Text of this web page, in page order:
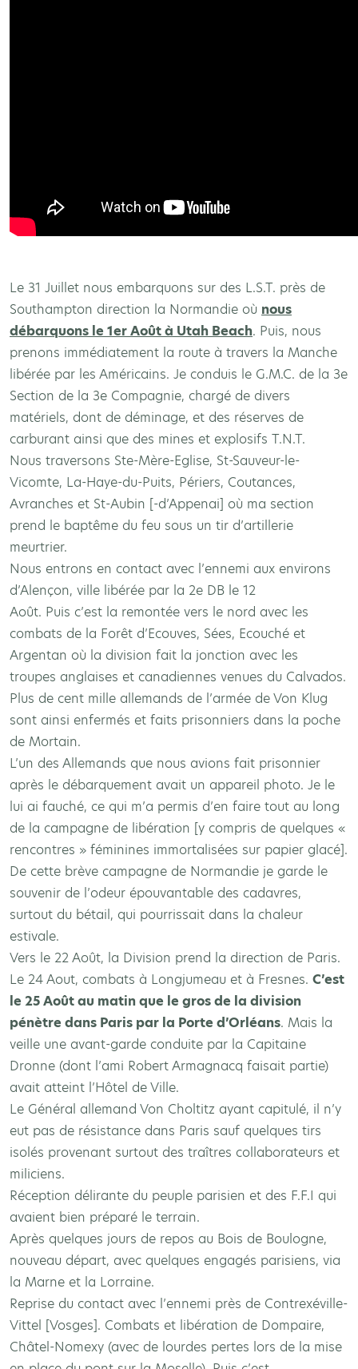
Le 31 Juillet nous embarquons sur des L.S.T. près de
Southampton direction la Normandie où nous
débarquons le 1er Août à Utah Beach. Puis, nous
prenons immédiatement la route à travers la Manche
libérée par les Américains. Je conduis le G.M.C. de la 3e
Section de la 3e Compagnie, chargé de divers
matériels, dont de déminage, et des réserves de
carburant ainsi que des mines et explosifs T.N.T.
Nous traversons Ste-Mère-Eglise, St-Sauveur-le-
Vicomte, La-Haye-du-Puits, Périers, Coutances,
Avranches et St-Aubin [-d’Appenai] où ma section
prend le baptême du feu sous un tir d’artillerie
meurtrier.
Nous entrons en contact avec l’ennemi aux environs
d’Alençon, ville libérée par la 2e DB le 12
Août. Puis c’est la remontée vers le nord avec les
combats de la Forêt d’Ecouves, Sées, Ecouché et
Argentan où la division fait la jonction avec les
troupes anglaises et canadiennes venues du Calvados.
Plus de cent mille allemands de l’armée de Von Klug
sont ainsi enfermés et faits prisonniers dans la poche
de Mortain.
L’un des Allemands que nous avions fait prisonnier
après le débarquement avait un appareil photo. Je le
lui ai fauché, ce qui m’a permis d’en faire tout au long
de la campagne de libération [y compris de quelques «
rencontres » féminines immortalisées sur papier glacé].
De cette brève campagne de Normandie je garde le
souvenir de l’odeur épouvantable des cadavres,
surtout du bétail, qui pourrissait dans la chaleur
estivale.
Vers le 22 Août, la Division prend la direction de Paris.
Le 24 Aout, combats à Longjumeau et à Fresnes. C’est
le 25 Août au matin que le gros de la division
pénètre dans Paris par la Porte d’Orléans. Mais la
veille une avant-garde conduite par la Capitaine
Dronne (dont l’ami Robert Armagnacq faisait partie)
avait atteint l’Hôtel de Ville.
Le Général allemand Von Choltitz ayant capitulé, il n’y
eut pas de résistance dans Paris sauf quelques tirs
isolés provenant surtout des traîtres collaborateurs et
miliciens.
Réception délirante du peuple parisien et des F.F.I qui
avaient bien préparé le terrain.
Après quelques jours de repos au Bois de Boulogne,
nouveau départ, avec quelques engagés parisiens, via
la Marne et la Lorraine.
Reprise du contact avec l’ennemi près de Contrexéville-
Vittel [Vosges]. Combats et libération de Dompaire,
Châtel-Nomexy (avec de lourdes pertes lors de la mise